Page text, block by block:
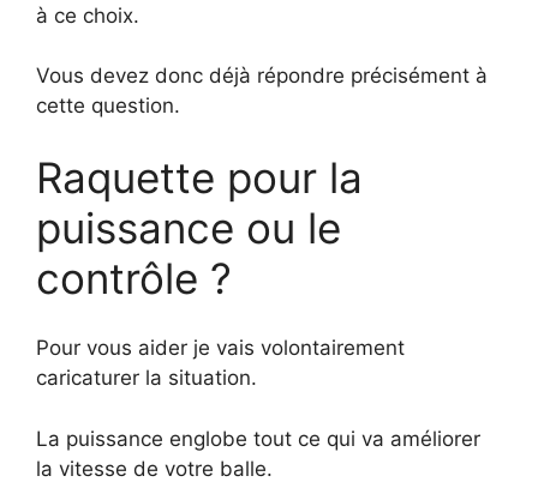
à ce choix.
Vous devez donc déjà répondre précisément à
cette question.
Raquette pour la
puissance ou le
contrôle ?
Pour vous aider je vais volontairement
caricaturer la situation.
La puissance englobe tout ce qui va améliorer
la vitesse de votre balle.